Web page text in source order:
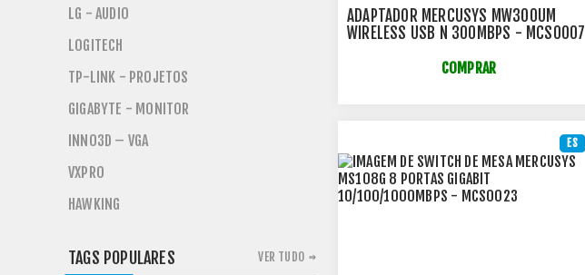
ADAPTADOR MERCUSYS MW300UM
WIRELESS USB N 300MBPS - MCS0007
COMPRAR
ES
LG - AUDIO
LOGITECH
TP-LINK - PROJETOS
GIGABYTE - MONITOR
INNO3D – VGA
VXPRO
HAWKING
TAGS POPULARES VER TUDO